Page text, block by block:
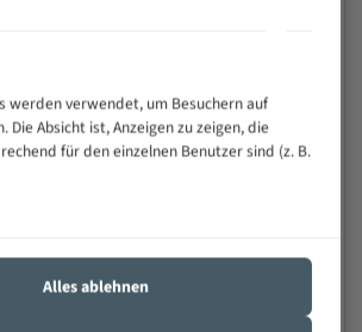
Beschreibung:
hochlegiertem Federstahl
Zahnspitzen
werden verwendet, um Besuchern auf
Die Absicht ist, Anzeigen zu zeigen, die
für den einzelnen Benutzer sind (z. B.
Alles ablehnen